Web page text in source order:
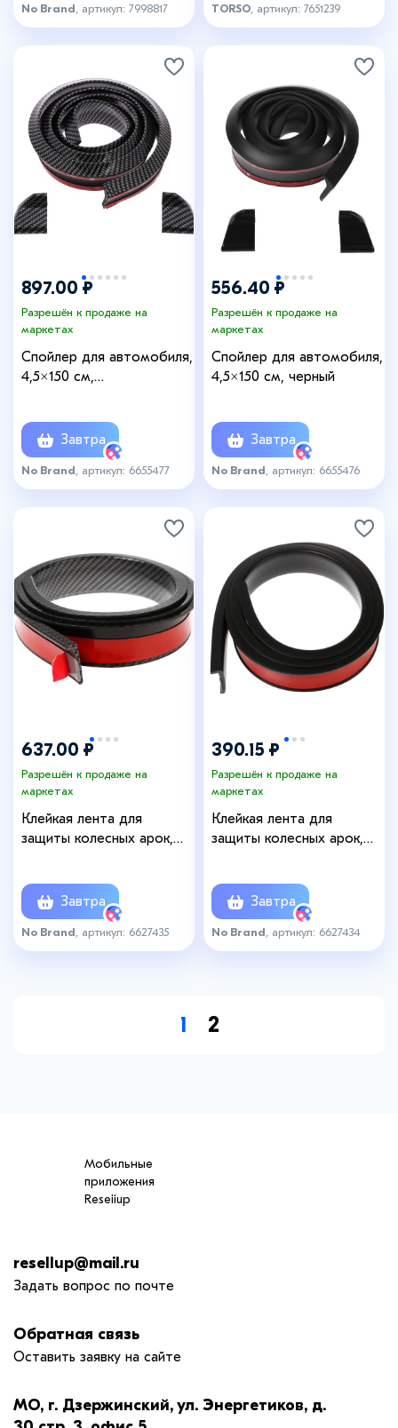
No Brand , артикул: 7998817 TORSO , артикул: 7651239
897.00 ₽
Разрешён к продаже на
маркетах
Спойлер для автомобиля,
4,5×150 см,
Завтра
No Brand , артикул: 6655477
556.40 ₽
Разрешён к продаже на
маркетах
Спойлер для автомобиля,
4,5×150 см, черный
Завтра
No Brand , артикул: 6655476
637.00 ₽
Разрешён к продаже на
маркетах
Клейкая лента для
защиты колесных арок,
Завтра
No Brand , артикул: 6627435
390.15 ₽
Разрешён к продаже на
маркетах
Клейкая лента для
защиты колесных арок,
Завтра
No Brand , артикул: 6627434
1 2
Мобильные
приложения
Reseiiup
resellup@mail.ru
Задать вопрос по почте
Обратная связь
Оставить заявку на сайте
МО, г. Дзержинский, ул. Энергетиков, д.